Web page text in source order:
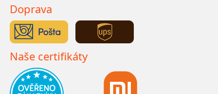
Doprava
Naše certifikáty